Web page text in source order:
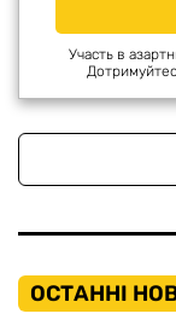
Участь в
ОСТАННІ